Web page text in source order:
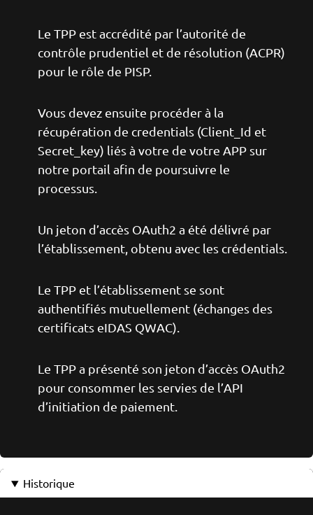
Le TPP est accrédité par l’autorité de
contrôle prudentiel et de résolution (ACPR)
pour le rôle de PISP.
Vous devez ensuite procéder à la
récupération de credentials (Client_Id et
Secret_key) liés à votre de votre APP sur
notre portail afin de poursuivre le
processus.
Un jeton d’accès OAuth2 a été délivré par
l’établissement, obtenu avec les crédentials.
Le TPP et l’établissement se sont
authentifiés mutuellement (échanges des
certificats eIDAS QWAC).
Le TPP a présenté son jeton d’accès OAuth2
pour consommer les servies de l’API
d’initiation de paiement.
Historique